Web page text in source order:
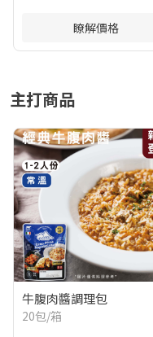
瞭解價格
主打商品
牛腹肉醬調理包
20包/箱